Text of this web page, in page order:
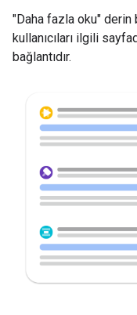
"Daha fazla oku" derin
kullanıcıları ilgili
bağlantıdır.